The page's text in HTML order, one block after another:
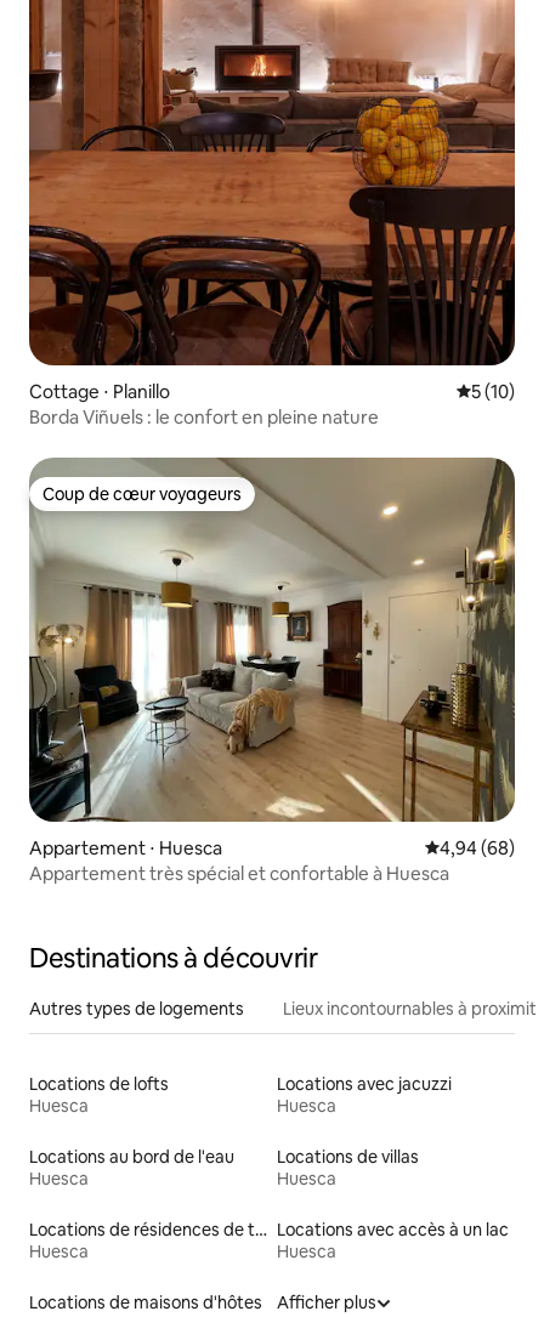
Cottage ⋅ Planillo
5 (10)
Borda Viñuels : le confort en pleine nature
Coup de cœur voyageurs
Coup de cœur voyageurs
Appartement ⋅ Huesca Évaluation
4,94 (68)
Appartement très spécial et confortable à Huesca
Destinations à découvrir
Autres types de logements Lieux incontournables à
Locations de lofts
Huesca
Locations avec jacuzzi
Huesca
Locations au bord de l'eau
Huesca
Locations de villas
Huesca
Locations de résidences de tourisme
Huesca
Locations avec accès à un lac
Huesca
Locations de maisons d'hôtes
Afficher plus